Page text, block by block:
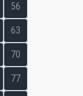
56
63
70
77